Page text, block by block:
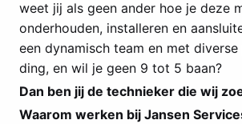
weet jij als geen ander hoe je deze
onderhouden, installeren en
een dynamisch team en met
ding, en wil je geen 9 tot 5 baan?
Dan ben jij de technieker die wij
Waarom werken bij Jansen